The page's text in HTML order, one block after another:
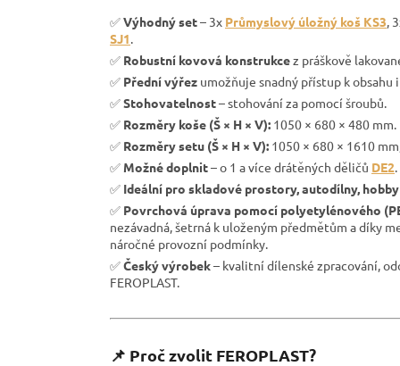
✅Výhodný set– 3x Průmyslový úložný koš KS3,
SJ1.
✅ Robustní kovová konstrukcez práškově
✅ Přední výřez umožňuje snadný přístup k obsahu
✅Stohovatelnost– stohování za pomocí šroubů.
✅ Rozměry koše (Š × H × V): 1050 × 680 × 480 mm.
✅ Rozměry setu (Š × H × V): 1050 × 680 × 1610
✅ Možné doplnit– o 1 a více drátěných děličů DE2.
✅ Ideální pro skladové prostory, autodílny,
✅ Povrchová úprava pomocí polyetylénového
nezávadná, šetrná k uloženým předmětům a díky
náročné provozní podmínky.
✅Český výrobek– kvalitní dílenské zpracování,
FEROPLAST.
📌 Proč zvolit FEROPLAST?